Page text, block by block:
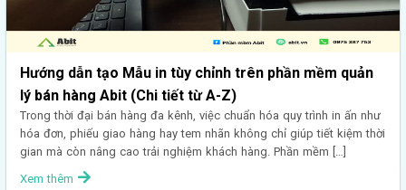
Hướng dẫn tạo Mẫu in tùy chỉnh trên phần mềm quản
lý bán hàng Abit (Chi tiết từ A-Z)
Trong thời đại bán hàng đa kênh, việc chuẩn hóa quy trình in ấn như
hóa đơn, phiếu giao hàng hay tem nhãn không chỉ giúp tiết kiệm thời
gian mà còn nâng cao trải nghiệm khách hàng. Phần mềm […]
Xem thêm